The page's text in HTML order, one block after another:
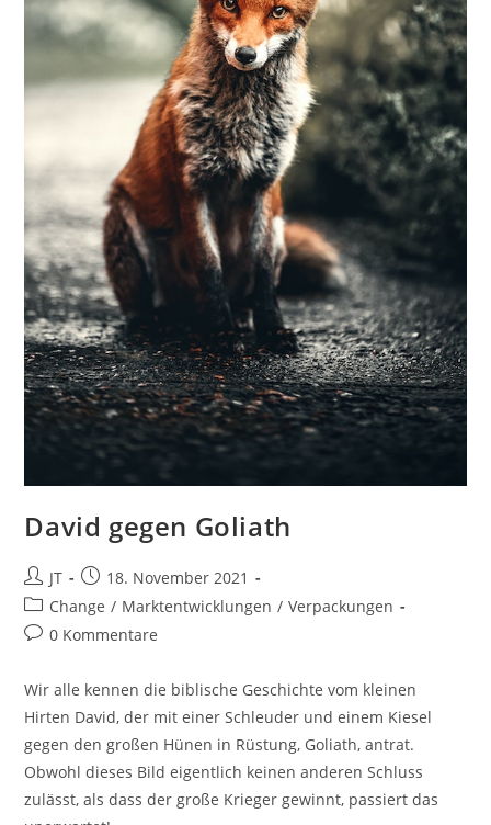
David gegen Goliath
Beitrags-
Autor:
JT
Beitrag
veröffentlicht:
18. November 2021
Beitrags-
Kategorie:
Change / Marktentwicklungen / Verpackungen
Beitrags-
0 Kommentare
Wir alle kennen die biblische Geschichte vom kleinen
Hirten David, der mit einer Schleuder und einem Kiesel
gegen den großen Hünen in Rüstung, Goliath, antrat.
Obwohl dieses Bild eigentlich keinen anderen Schluss
zulässt, als dass der große Krieger gewinnt, passiert das